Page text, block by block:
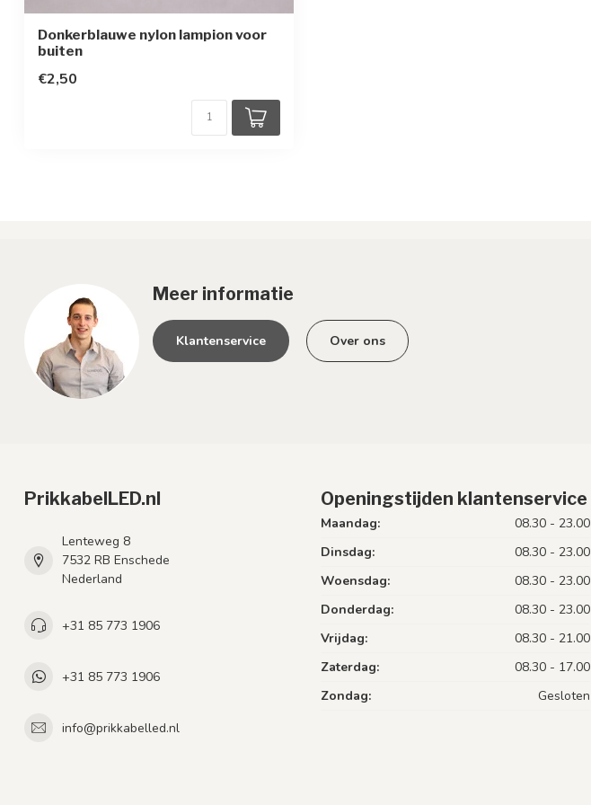
Donkerblauwe nylon lampion voor
buiten
€2,50
Meer informatie
Klantenservice Over ons
PrikkabelLED.nl
Lenteweg 8
7532 RB Enschede
Nederland
+31 85 773 1906
+31 85 773 1906
info@prikkabelled.nl
Openingstijden klantenservice
Maandag:
08.30 - 23.00
Dinsdag:
08.30 - 23.00
Woensdag:
08.30 - 23.00
Donderdag:
08.30 - 23.00
Vrijdag:
08.30 - 21.00
Zaterdag:
08.30 - 17.00
Zondag:
Gesloten